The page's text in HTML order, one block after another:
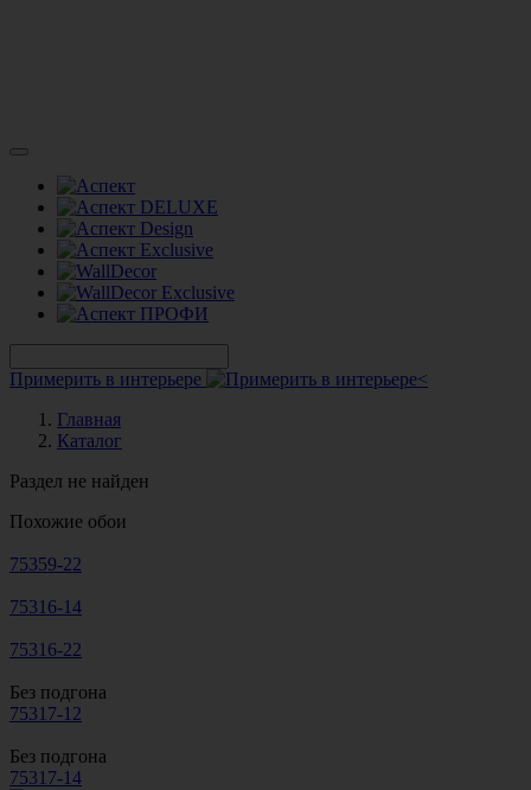
Примерить в интерьере
Главная
Каталог
Раздел не найден
Похожие обои
75359-22
75316-14
75316-22
Без подгона
75317-12
Без подгона
75317-14